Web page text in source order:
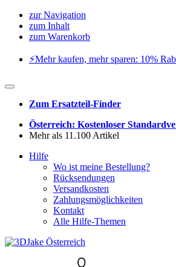
zur Navigation
zum Inhalt
zum Warenkorb
⚡️Mehr kaufen, mehr sparen: 10%
Zum Ersatzteil-Finder
Österreich: Kostenloser
Mehr als 11.100 Artikel
Hilfe
Wo ist meine Bestellung?
Rücksendungen
Versandkosten
Zahlungsmöglichkeiten
Kontakt
Alle Hilfe-Themen